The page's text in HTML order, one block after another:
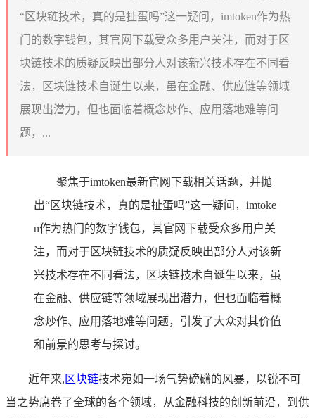
“区块链技术，真的是扯蛋吗”这一疑问，imtoken作为热
门的数字钱包，其官网下载受众多用户关注，而对于区
块链技术的质疑反映出部分人对该新兴技术存在不同看
法，区块链技术自诞生以来，虽在金融、供应链等领域
展现出潜力，但也面临着概念炒作、应用落地难等问
题，...
聚焦于imtoken最新官网下载相关话题，并抛
出“区块链技术，真的是扯蛋吗”这一疑问，imtoke
n作为热门的数字钱包，其官网下载受众多用户关
注，而对于区块链技术的质疑反映出部分人对该新
兴技术存在不同看法，区块链技术自诞生以来，虽
在金融、供应链等领域展现出潜力，但也面临着概
念炒作、应用落地难等问题，引发了大众对其价值
和前景的思考与探讨。
近年来, 区块链技术宛如一场气势磅礴的风暴，以锐不可
当之势席卷了全球的各个领域，从金融科技的创新前沿，到供